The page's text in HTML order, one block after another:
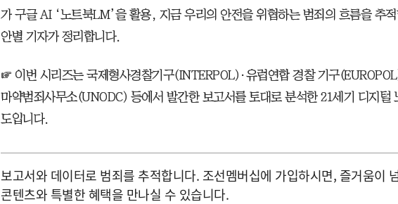
가 구글 AI ‘노트북LM’을 활용, 지금 우리의 안전을 위협하는 범죄의 흐름을 추
안별 기자가 정리합니다.
☞ 이번 시리즈는 국제형사경찰기구(INTERPOL)·유럽연합 경찰 기구
마약범죄사무소(UNODC) 등에서 발간한 보고서를 토대로 분석한 21세기 디지털
도입니다.
보고서와 데이터로 범죄를 추적합니다. 조선멤버십에 가입하시면, 즐거움이
콘텐츠와 특별한 혜택을 만나실 수 있습니다.